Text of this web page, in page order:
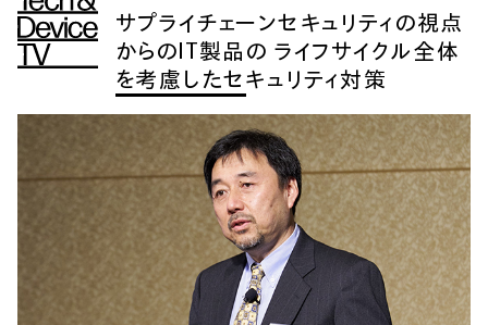
サプライチェーンセキュリティの視点
からのIT製品の ライフサイクル全体
を考慮したセキュリティ対策